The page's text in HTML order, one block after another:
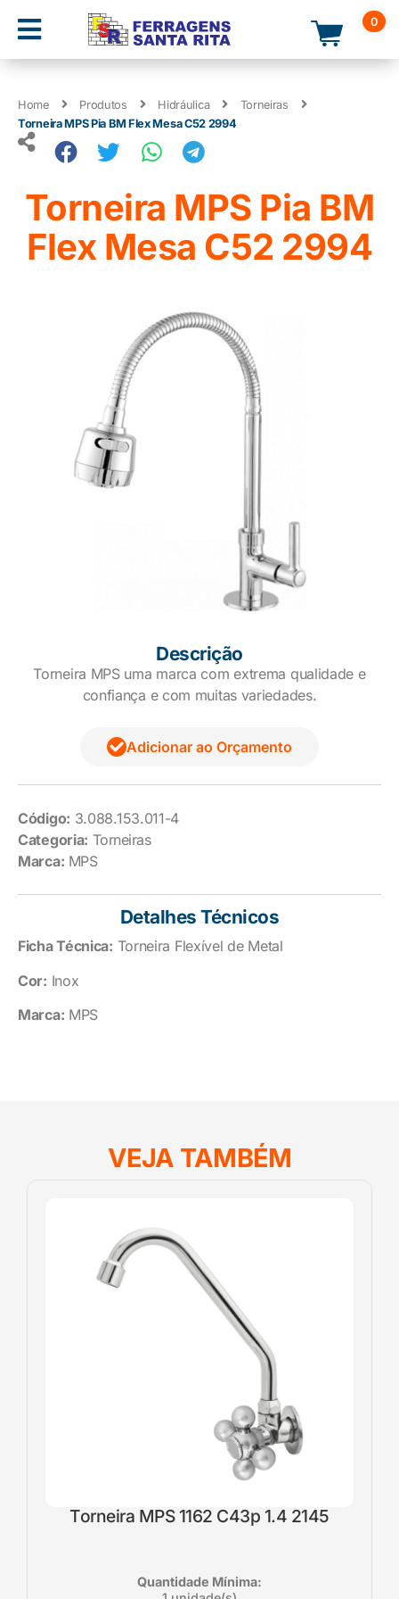
0
Home Produtos Hidráulica
Torneiras
Torneira MPS Pia BM Flex Mesa C52 2994
Torneira MPS Pia BM
Flex Mesa C52 2994
Descrição
Torneira MPS uma marca com extrema qualidade e
confiança e com muitas variedades.
Adicionar ao Orçamento
Código: 3.088.153.011-4
Categoria: Torneiras
Marca: MPS
Detalhes Técnicos
Ficha Técnica: Torneira Flexível de Metal
Cor: Inox
Marca: MPS
VEJA TAMBÉM
Torneira MPS 1162 C43p 1.4 2145
Quantidade Mínima: